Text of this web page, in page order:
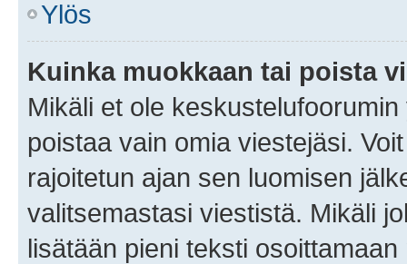
Ylös
Kuinka muokkaan tai poista
Mikäli et ole
poistaa vain omia viestejäsi.
rajoitetun ajan sen luomisen
valitsemastasi viestistä. Mikäli
lisätään pieni teksti